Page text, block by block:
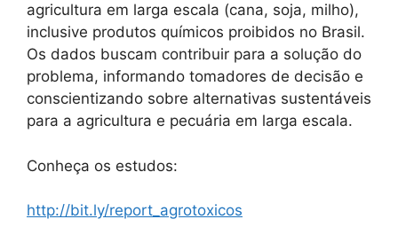
agricultura em larga escala (cana, soja, milho),
inclusive produtos químicos proibidos no Brasil.
Os dados buscam contribuir para a solução do
problema, informando tomadores de decisão e
conscientizando sobre alternativas sustentáveis
​​para a agricultura e pecuária em larga escala.
Conheça os estudos:
http://bit.ly/report_agrotoxicos